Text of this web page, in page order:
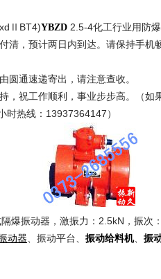
YBZD 2.5-4化工行业用防爆
清，预计两日内到达。请保持手机
通速递寄出，请注意查收。
祝工作顺利，事业步步高。（如
时热线：13937364147）
爆振动器，激振力：2.5kN，振次
动器 、振动平台、 振动给料机、 振